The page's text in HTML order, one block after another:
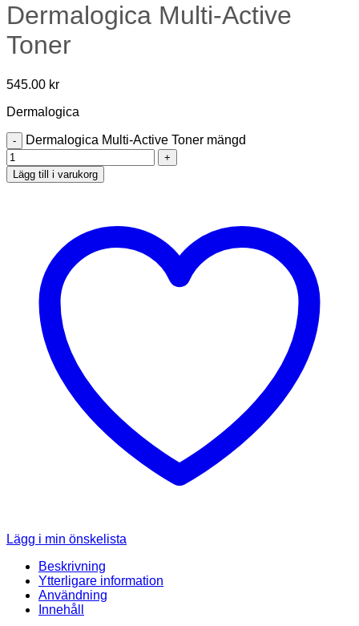
Dermalogica Multi-Active
Toner
545.00 kr
Dermalogica
Dermalogica Multi-Active Toner mängd
Lägg till i varukorg
Lägg i min önskelista
Beskrivning
Ytterligare information
Användning
Innehåll